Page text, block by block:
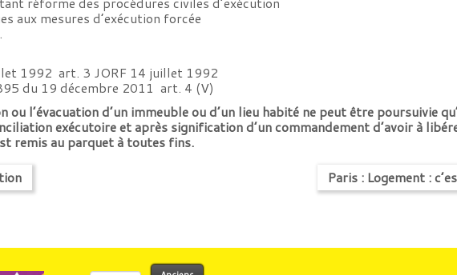
aux mesures d’exécution forcée
1992  art. 3 JORF 14 juillet 1992
du 19 décembre 2011  art. 4 (V)
l’évacuation d’un immeuble ou d’un lieu habité ne peut être poursuivie
exécutoire et après signification d’un commandement d’avoir à
remis au parquet à toutes fins.
Paris : Logement :